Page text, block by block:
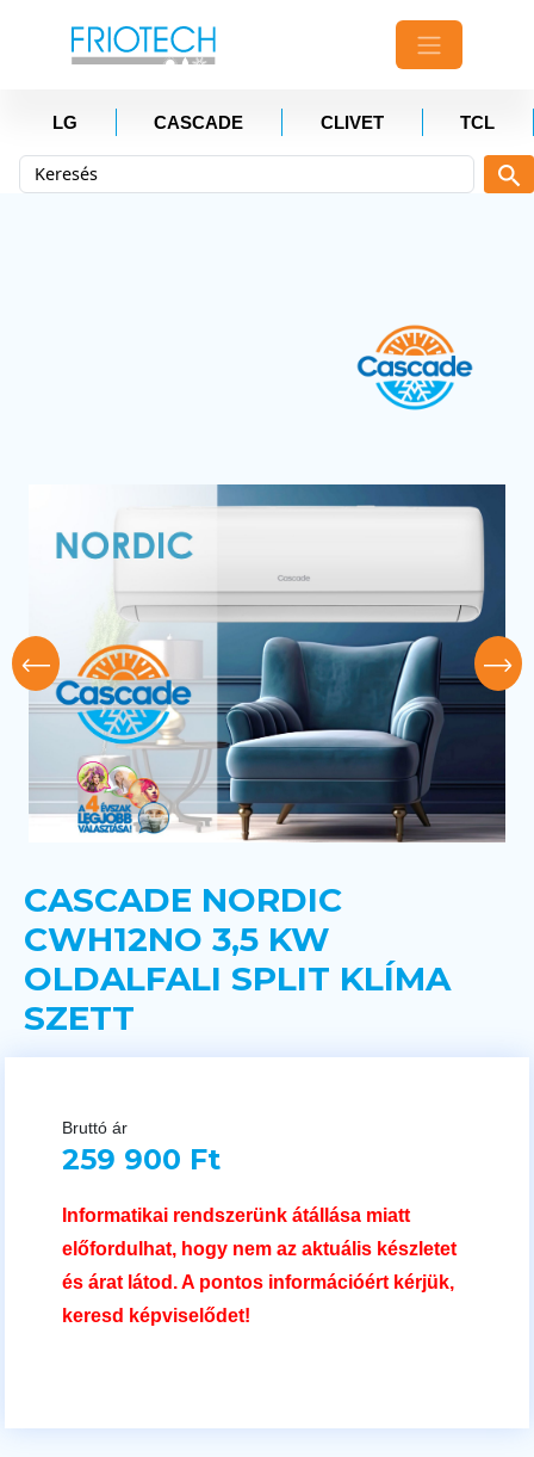
LG CASCADE CLIVET TCL
CASCADE NORDIC
CWH12NO 3,5 KW
OLDALFALI SPLIT KLÍMA
SZETT
Bruttó ár
259 900 Ft
Informatikai rendszerünk átállása miatt
előfordulhat, hogy nem az aktuális készletet
és árat látod. A pontos információért kérjük,
keresd képviselődet!